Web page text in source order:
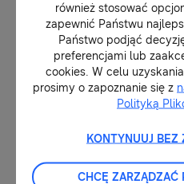
komercyjnymi
również stosować
zapewnić Państwu
Państwo podjąć
preferencjami lub
cookies. W celu
prosimy o zapoznanie się z
Polityką
KONTYNUUJ BEZ
CHCĘ